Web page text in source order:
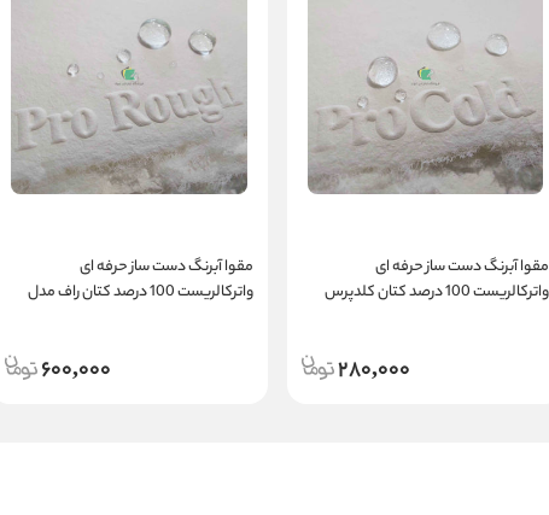
مقوا آبرنگ دست ساز حرفه ای
واترکالریست 100 درصد کتان کلدپرس
280,000
مقوا آبرنگ دست ساز حرفه ای
واترکالریست 100 درصد کتان راف مدل
600,000